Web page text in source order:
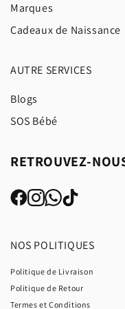
Marques
Cadeaux de Naissance
AUTRE SERVICES
Blogs
SOS Bébé
RETROUVEZ-
NOS POLITIQUES
Politique de Livraison
Politique de Retour
Termes et Conditions